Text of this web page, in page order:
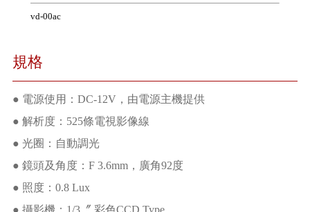
vd-00ac
規格
● 電源使用：DC-12V，由電源主機提供
● 解析度：525條電視影像線
● 光圈：自動調光
● 鏡頭及角度：F 3.6mm，廣角92度
● 照度：0.8 Lux
● 攝影機：1/3〞 彩色CCD Type